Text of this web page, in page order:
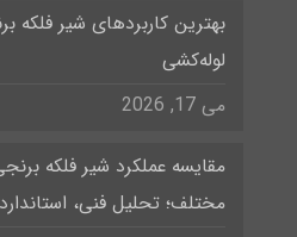
بهترین کاربردهای شیر
لوله‌کشی
می 17, 2026
مقایسه عملکرد شیر فلکه
مختلف؛ تحلیل فنی،